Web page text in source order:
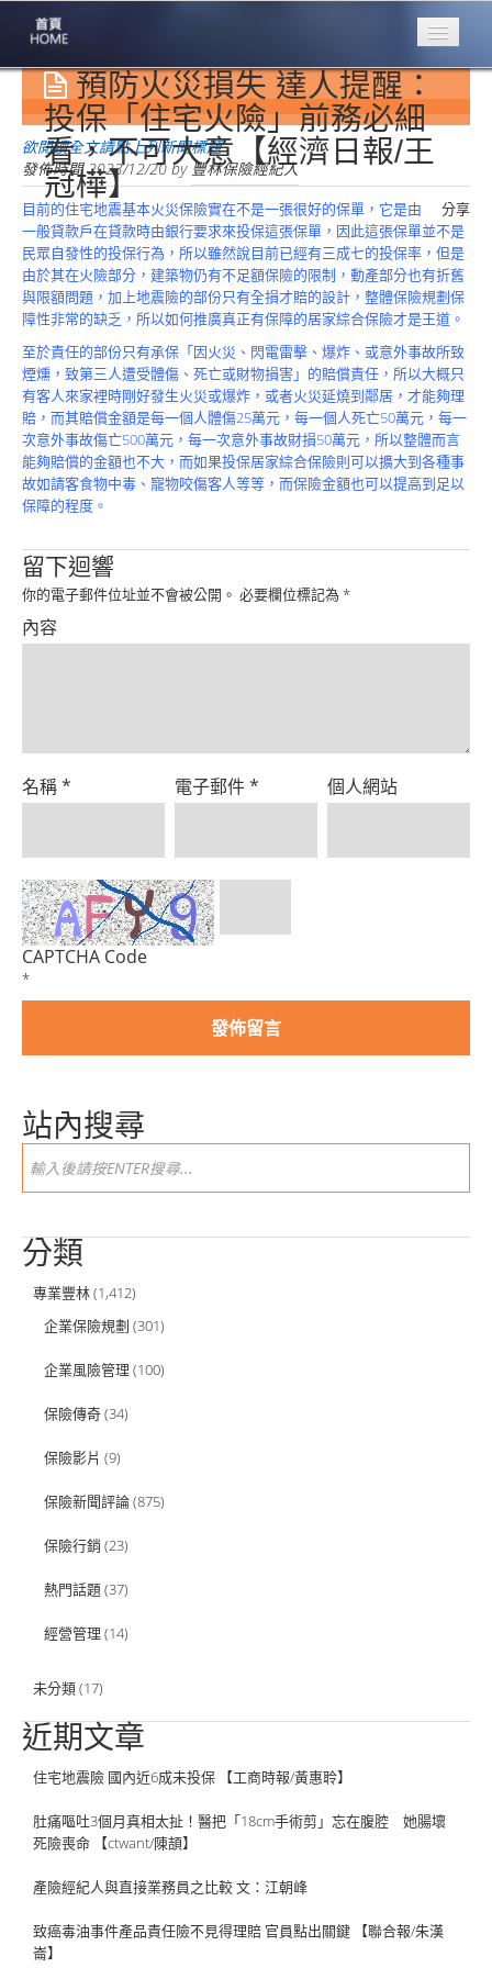
專業豐林
Professional
保險大家談
1386集
台灣商業保險
第一品牌
關於豐林
About
服務項目
Service
火災保額
估算系統
商品簡介
Product
預防火災損失 達人提醒：
投保「住宅火險」前務必細
看，不可大意【經濟日報/王
冠樺】
欲閱讀全文請點上列新聞標題
發佈時間2023/12/20 by 豐林保險經紀人
分享
目前的住宅地震基本火災保險實在不是一張很好的保單，它是由
一般貸款戶在貸款時由銀行要求來投保這張保單，因此這張保單並不是
民眾自發性的投保行為，所以雖然說目前已經有三成七的投保率，但是
由於其在火險部分，建築物仍有不足額保險的限制，動產部分也有折舊
與限額問題，加上地震險的部份只有全損才賠的設計，整體保險規劃保
障性非常的缺乏，所以如何推廣真正有保障的居家綜合保險才是王道。
至於責任的部份只有承保「因火災、閃電雷擊、爆炸、或意外事故所致
煙燻，致第三人遭受體傷、死亡或財物損害」的賠償責任，所以大概只
有客人來家裡時剛好發生火災或爆炸，或者火災延燒到鄰居，才能夠理
賠，而其賠償金額是每一個人體傷25萬元，每一個人死亡50萬元，每一
次意外事故傷亡500萬元，每一次意外事故財損50萬元，所以整體而言
能夠賠償的金額也不大，而如果投保居家綜合保險則可以擴大到各種事
故如請客食物中毒、寵物咬傷客人等等，而保險金額也可以提高到足以
保障的程度。
留下迴響
你的電子郵件位址並不會被公開。 必要欄位標記為 *
內容
名稱* 電子郵件* 個人網站
CAPTCHA Code
*
站內搜尋
分類
專業豐林(1,412)
企業保險規劃 (301)
企業風險管理 (100)
保險傳奇(34)
保險影片 (9)
保險新聞評論(875)
保險行銷 (23)
熱門話題(37)
經營管理 (14)
未分類(17)
近期文章
住宅地震險 國內近6成未投保 【工商時報/黃惠聆】
肚痛嘔吐3個月真相太扯！醫把「18cm手術剪」忘在腹腔 她腸壞
死險喪命 【ctwant/陳頡】
產險經紀人與直接業務員之比較 文：江朝峰
致癌毒油事件產品責任險不見得理賠 官員點出關鍵 【聯合報/朱漢
崙】